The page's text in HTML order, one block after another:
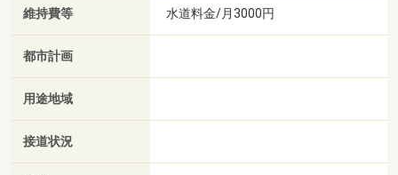
維持費等 水道料金/月3000円
都市計画
用途地域
接道状況